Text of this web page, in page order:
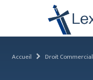
Accueil Droit Commercial